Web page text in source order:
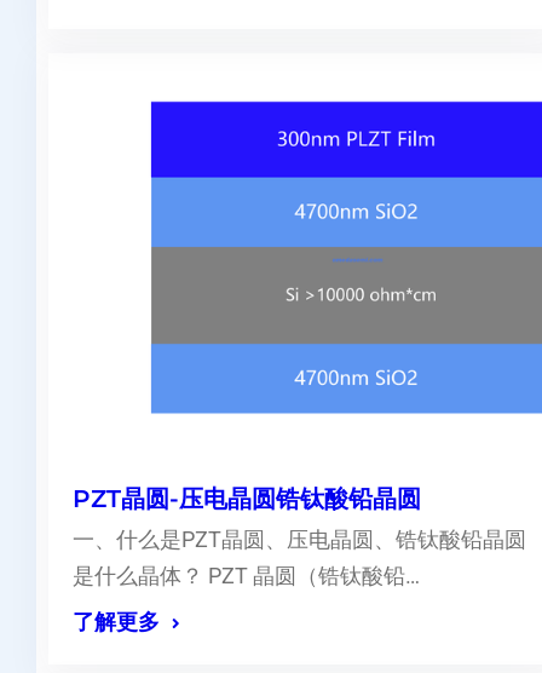
PZT晶圆-压电晶圆锆钛酸铅晶圆
一、什么是PZT晶圆、压电晶圆、锆钛酸铅晶圆
是什么晶体？ PZT 晶圆（锆钛酸铅…
了解更多